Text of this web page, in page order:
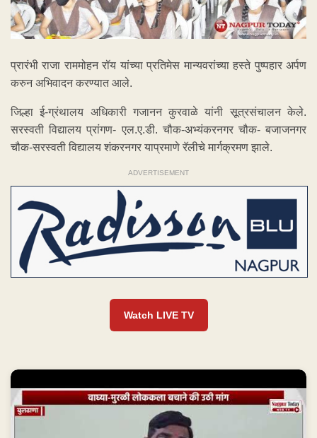
प्रारंभी राजा राममोहन रॉय यांच्या प्रतिमेस मान्यवरांच्या हस्ते पुष्पहार अर्पण
करुन अभिवादन करण्यात आले.
जिल्हा ई-ग्रंथालय अधिकारी गजानन कुरवाळे यांनी सूत्रसंचालन केले.
सरस्वती विद्यालय प्रांगण- एल.ए.डी. चौक-अभ्यंकरनगर चौक- बजाजनगर
चौक-सरस्वती विद्यालय शंकरनगर याप्रमाणे रॅलीचे मार्गक्रमण झाले.
ADVERTISEMENT
Watch LIVE TV